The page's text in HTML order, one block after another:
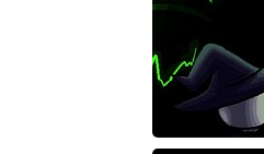
Nancy Drew: